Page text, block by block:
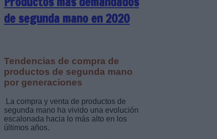
de segunda mano en 2020
Tendencias de compra de
productos de segunda mano
por generaciones
La compra y venta de productos de
segunda mano ha vivido una evolución
escalonada hacia lo más alto en los
últimos años.